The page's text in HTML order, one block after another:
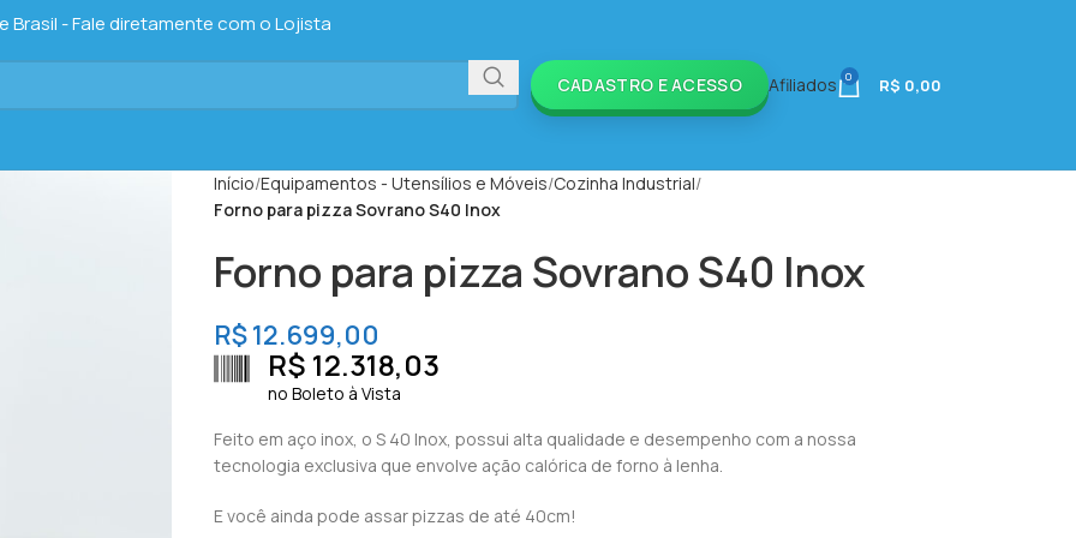
- Fale diretamente com o Lojista
CADASTRO E ACESSO Afiliados 0 R$ 0,00
Início Equipamentos - Utensílios e Móveis Cozinha Industrial
Forno para pizza Sovrano S40 Inox
Forno para pizza Sovrano S40 Inox
R$12.699,00
R$ 12.318,03
no Boleto à Vista
Feito em aço inox, o S 40 Inox, possui alta qualidade e desempenho com a nossa
tecnologia exclusiva que envolve ação calórica de forno à lenha.
E você ainda pode assar pizzas de até 40cm!